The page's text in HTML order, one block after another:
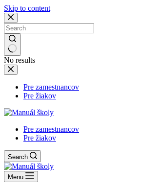
Skip to content
No results
Pre zamestnancov
Pre žiakov
Pre zamestnancov
Pre žiakov
Search
Menu